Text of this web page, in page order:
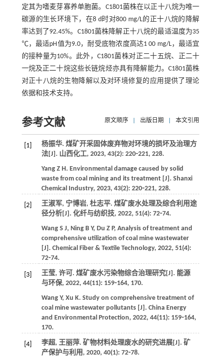
定其为嗜麦芽寡养单胞菌。C1801菌株在以正十八烷为唯一
碳源的生长环境下，在8 d时对800 mg/L的正十八烷的降解
率达到了92.45%。C1801菌株降解正十八烷的最适温度为35
℃，最适pH值为9.0，耐受底物浓度高达1 00 mg/L，最适宜
的接种量为10%。此外，C1801菌株对正二十五烷、正二十
一烷及正二十烷这些长链烷烃亦具有降解能力。C1801菌株
对正十八烷的生物降解以及对环境修复的应用提供了理论
依据和技术支持。
参考文献 原文顺序 出版日期 本文引用
[1]
杨振华. 煤矿开采固体废弃物对环境的损坏及治理方
法[J]. 山西化工, 2023, 43(2): 220⁃221, 228.
Yang Z H. Environmental damage caused by solid
waste from coal mining and its treatment [J]. Shanxi
Chemical Industry, 2023, 43(2): 220⁃221, 228.
[2]
王淑军, 宁博岩, 杜志平. 煤矿废水处理及综合利用途
径分析[J]. 化纤与纺织技, 2022, 51(4): 72⁃74.
Wang S J, Ning B Y, Du Z P, Analysis of treatment and
comprehensive utilization of coal mine wastewater
[J]. Chemical Fiber & Textile Technology, 2022, 51(4):
72⁃74.
[3] 王莹, 许可. 煤矿废水污染物综合治理研究[J]. 能源
与环保, 2022, 44(11): 159⁃164, 170.
Wang Y, Xu K. Study on comprehensive treatment of
coal mine wastewater pollutants [J]. China Energy
and Environmental Protection, 2022, 44(11): 159⁃164,
170.
[4] 李超, 王丽萍. 矿物材料处理废水的研究进展[J]. 矿
产保护与利用 , 2020, 40(1): 72⁃78.